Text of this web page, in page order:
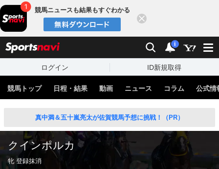
競馬ニュースも結果もすぐわかる
検索 通知
i
ログイン ID新規取得
競馬トップ 日程・結果 動画 ニュース コラム 公式情
真中満＆五十嵐亮太が佐賀競馬予想に挑戦！（PR）
クインポルカ
牝 登録抹消